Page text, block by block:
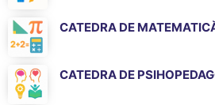
CATEDRA DE
CATEDRA DE